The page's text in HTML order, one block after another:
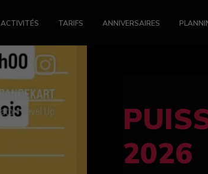
ACTIVITÉS TARIFS ANNIVERSAIRES